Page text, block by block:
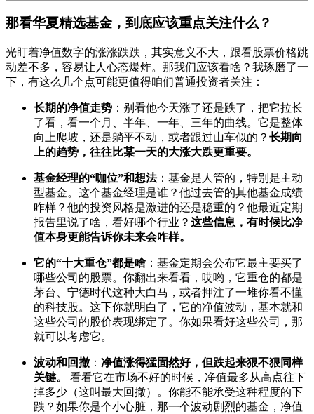
那看华夏精选基金，到底应该重点关注什么？
光盯着净值数字的涨涨跌跌，其实意义不大，跟看股票价格跳
动差不多，容易让人心态爆炸。那我们应该看啥？我琢磨了一
下，有这么几个点可能更值得咱们普通投资者关注：
长期的净值走势 ：别看他今天涨了还是跌了，把它拉长
了看，看一个月、半年、一年、三年的曲线。它是整体
向上爬坡，还是躺平不动，或者跟过山车似的？ 长期向
上的趋势，往往比某一天的大涨大跌更重要。
基金经理的“咖位”和想法：基金是人管的，特别是主动
型基金。这个基金经理是谁？他过去管的其他基金成绩
咋样？他的投资风格是激进的还是稳重的？他最近定期
报告里说了啥，看好哪个行业？ 这些信息，有时候比净
值本身更能告诉你未来会咋样。
它的“十大重仓”都是啥：基金定期会公布它最主要买了
哪些公司的股票。你翻出来看看，哎哟，它重仓的都是
茅台、宁德时代这种大白马，或者押注了一堆你看不懂
的科技股。这下你就明白了，它的净值波动，基本就和
这些公司的股价表现绑定了。你如果看好这些公司，那
就可以考虑它。
波动和回撤 ： 净值涨得猛固然好，但跌起来狠不狠同样
关键。
看看它在市场不好的时候，净值最多从高点往下
掉多少（这叫最大回撤）。你能不能承受这种程度的下
跌？如果你是个小心脏，那一个波动剧烈的基金，净值